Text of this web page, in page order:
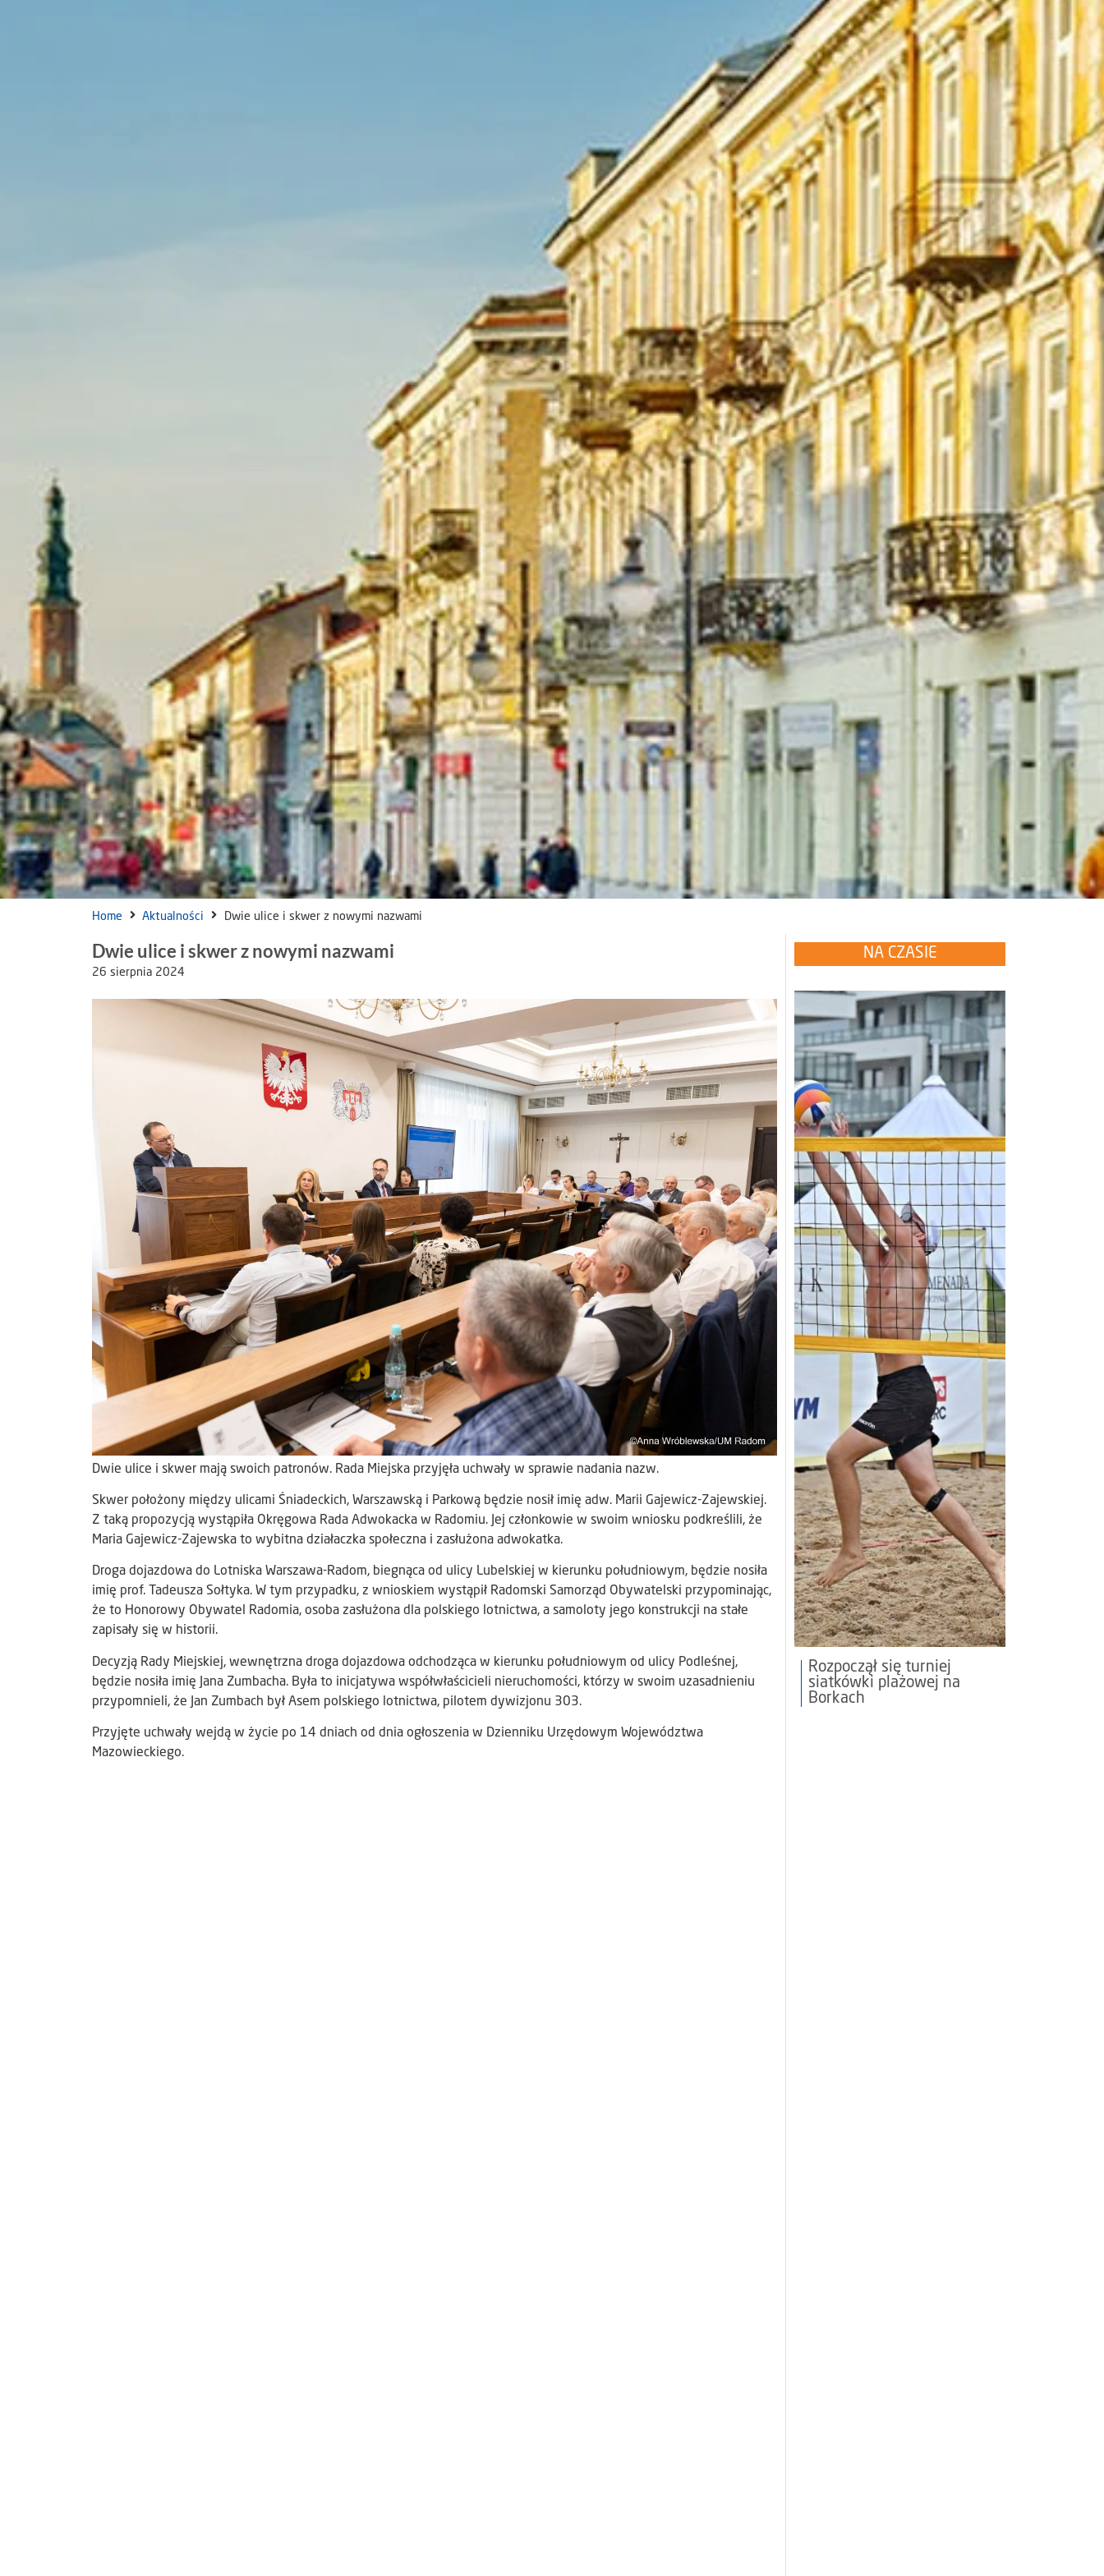
Home Aktualności Dwie ulice i skwer z nowymi nazwami
Dwie ulice i skwer z nowymi nazwami
26 sierpnia 2024
Dwie ulice i skwer mają swoich patronów. Rada Miejska przyjęła uchwały w sprawie nadania nazw.
Skwer położony między ulicami Śniadeckich, Warszawską i Parkową będzie nosił imię adw. Marii Gajewicz-Zajewskiej.
Z taką propozycją wystąpiła Okręgowa Rada Adwokacka w Radomiu. Jej członkowie w swoim wniosku podkreślili, że
Maria Gajewicz-Zajewska to wybitna działaczka społeczna i zasłużona adwokatka.
Droga dojazdowa do Lotniska Warszawa-Radom, biegnąca od ulicy Lubelskiej w kierunku południowym, będzie nosiła
imię prof. Tadeusza Sołtyka. W tym przypadku, z wnioskiem wystąpił Radomski Samorząd Obywatelski przypominając,
że to Honorowy Obywatel Radomia, osoba zasłużona dla polskiego lotnictwa, a samoloty jego konstrukcji na stałe
zapisały się w historii.
Decyzją Rady Miejskiej, wewnętrzna droga dojazdowa odchodząca w kierunku południowym od ulicy Podleśnej,
będzie nosiła imię Jana Zumbacha. Była to inicjatywa współwłaścicieli nieruchomości, którzy w swoim uzasadnieniu
przypomnieli, że Jan Zumbach był Asem polskiego lotnictwa, pilotem dywizjonu 303.
Przyjęte uchwały wejdą w życie po 14 dniach od dnia ogłoszenia w Dzienniku Urzędowym Województwa
Mazowieckiego.
NA CZASIE
Rozpoczął się turniej
siatkówki plażowej na
Borkach